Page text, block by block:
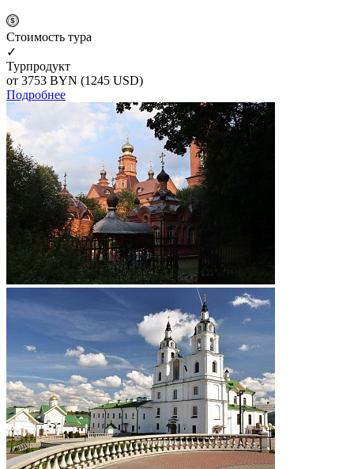
Cтоимость тура
✓
Турпродукт
от 3753 BYN (1245 USD)
Подробнее